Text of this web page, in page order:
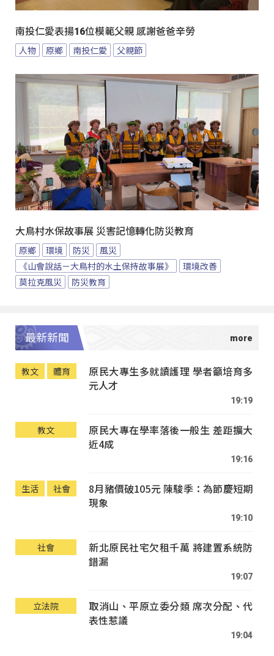
南投仁愛表揚16位模範父親 感謝爸爸辛勞
人物 原鄉 南投仁愛 父親節
大鳥村水保故事展 災害記憶轉化防災教育
原鄉 環境 防災
風災
《山會說話－大鳥村的水土保持故事展》
環境改善
莫拉克風災
防災教育
最新新聞
教文 體育
原民大專生多就讀護理 學者籲培育多
元人才
19:19
教文
原民大專在學率落後一般生 差距擴大
近4成
19:16
生活 社會
8月豬價破105元 陳駿季：為節慶短期
現象
19:10
社會
新北原民社宅欠租千萬 將建置系統防
錯漏
19:07
立法院
取消山、平原立委分類 席次分配、代
表性惹議
19:04